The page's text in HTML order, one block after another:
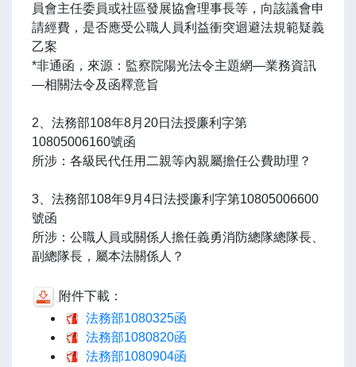
員會主任委員或社區發展協會理事長等，向該議會申
請經費，是否應受公職人員利益衝突迴避法規範疑義
乙案
*非通函，來源：監察院陽光法令主題網—業務資訊
—相關法令及函釋意旨
2、法務部108年8月20日法授廉利字第
10805006160號函
所涉：各級民代任用二親等內親屬擔任公費助理？
3、法務部108年9月4日法授廉利字第10805006600
號函
所涉：公職人員或關係人擔任義勇消防總隊總隊長、
副總隊長，屬本法關係人？
附件下載：
法務部1080325函
法務部1080820函
法務部1080904函